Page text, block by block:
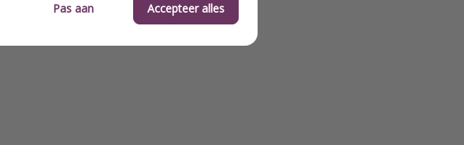
Pas aan Accepteer alles